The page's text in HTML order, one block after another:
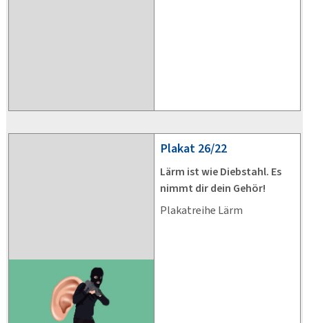
Plakat 26/22
Lärm ist wie Diebstahl. Es
nimmt dir dein Gehör!
Plakatreihe Lärm